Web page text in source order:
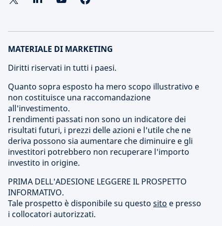
MATERIALE DI MARKETING
Diritti riservati in tutti i paesi.
Quanto sopra esposto ha mero scopo illustrativo e
non costituisce una raccomandazione
all'investimento.
I rendimenti passati non sono un indicatore dei
risultati futuri, i prezzi delle azioni e l'utile che ne
deriva possono sia aumentare che diminuire e gli
investitori potrebbero non recuperare l'importo
investito in origine.
PRIMA DELL'ADESIONE LEGGERE IL PROSPETTO
INFORMATIVO.
Tale prospetto è disponibile su questo sito e presso
i collocatori autorizzati.